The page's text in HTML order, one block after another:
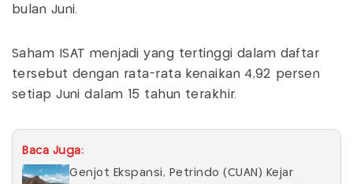
bulan Juni.
Saham ISAT menjadi yang tertinggi dalam daftar
tersebut dengan rata-rata kenaikan 4,92 persen
setiap Juni dalam 15 tahun terakhir.
Baca Juga:
Genjot Ekspansi, Petrindo (CUAN) Kejar